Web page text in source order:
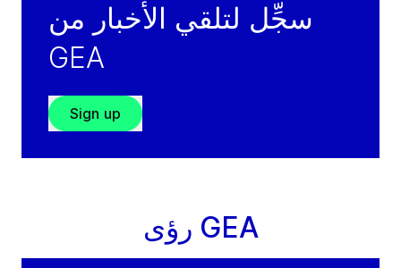
Zone, El Obour City
Cairo
Egypt
سجِّل لتلقي الأخبار من
GEA
Sign up
رؤى GEA